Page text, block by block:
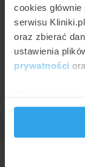
cookies
serwisu
oraz zbierać
ustawienia
prywatności
i reklam, aby
analizować
korzystasz z
0
250
500
ceny leczenie